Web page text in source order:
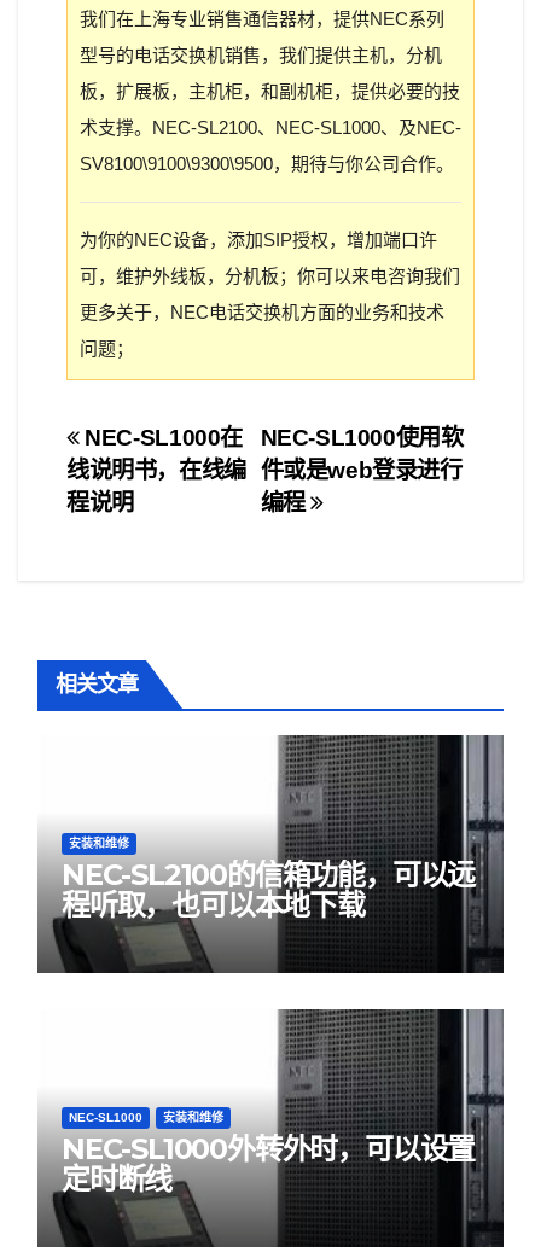
我们在上海专业销售通信器材，提供NEC系列
型号的电话交换机销售，我们提供主机，分机
板，扩展板，主机柜，和副机柜，提供必要的技
术支撑。NEC-SL2100、NEC-SL1000、及NEC-
SV8100\9100\9300\9500，期待与你公司合作。
为你的NEC设备，添加SIP授权，增加端口许
可，维护外线板，分机板；你可以来电咨询我们
更多关于，NEC电话交换机方面的业务和技术
问题；
文
章
NEC-SL1000使用软
件或是web登录进行
编程
NEC-SL1000在
线说明书，在线编
程说明
相关文章
安装和维修
NEC-SL2100的信箱功能，可以远
程听取，也可以本地下载
NEC-SL1000 安装和维修
NEC-SL1000外转外时，可以设置
定时断线